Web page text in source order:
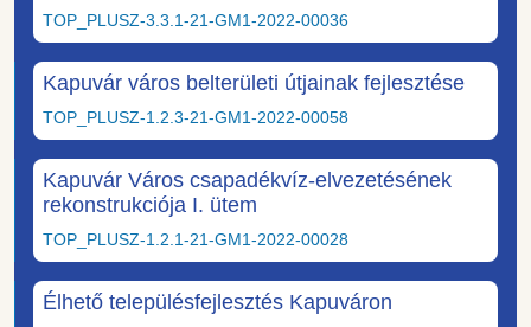
TOP_PLUSZ-3.3.1-21-GM1-2022-00036
Kapuvár város belterületi útjainak fejlesztése
TOP_PLUSZ-1.2.3-21-GM1-2022-00058
Kapuvár Város csapadékvíz-elvezetésének
rekonstrukciója I. ütem
TOP_PLUSZ-1.2.1-21-GM1-2022-00028
Élhető településfejlesztés Kapuváron